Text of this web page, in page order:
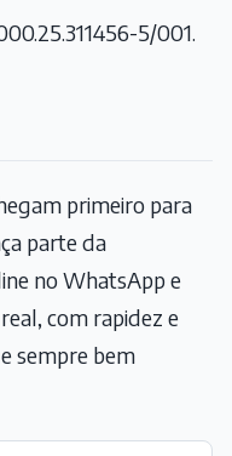
5/001.
primeiro para
parte da
no WhatsApp e
com rapidez e
sempre bem